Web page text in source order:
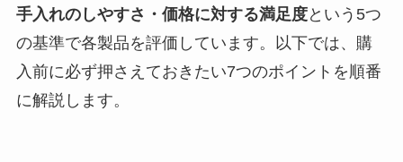
手入れのしやすさ・価格に対する満足度という5つ
の基準で各製品を評価しています。以下では、購
入前に必ず押さえておきたい7つのポイントを順番
に解説します。